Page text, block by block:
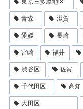
東京三多摩地区
青森 滋賀
愛媛 長崎
宮崎 福井
渋谷区 佐賀
千代田区 高知
大田区